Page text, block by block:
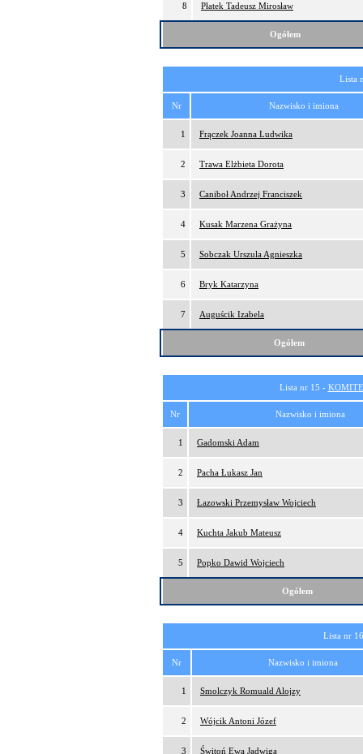
8 Płatek Tadeusz Mirosław
Ogółem
Lista
Nr Nazwisko i imiona
1 Frączek Joanna Ludwika
2 Trawa Elżbieta Dorota
3 Caniboł Andrzej Franciszek
4 Kusak Marzena Grażyna
5 Sobczak Urszula Agnieszka
6 Bryk Katarzyna
7 Auguścik Izabela
Ogółem
Lista nr 15 -
Nr Nazwisko i imiona
1 Gadomski Adam
2 Pacha Łukasz Jan
3 Łazowski Przemysław Wojciech
4 Kuchta Jakub Mateusz
5 Popko Dawid Wojciech
Ogółem
Lista nr
Nr Nazwisko i imiona
1 Smolczyk Romuald Alojzy
2 Wójcik Antoni Józef
3 Świtoń Ewa Jadwiga